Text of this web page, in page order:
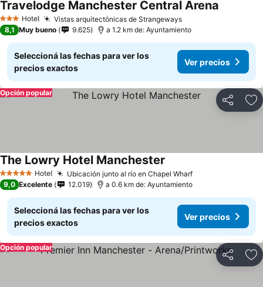
3 Estrellas
Hotel Vistas arquitectónicas de Strangeways
Travelodge Manchester Central Arena
8,1 Muy bueno 9.625 a 1.2 km de: Ayuntamiento
Seleccioná las fechas para ver los
precios exactos
Ver precios
Compartir
Opción popular
5 Estrellas Hotel Ubicación junto al río en Chapel Wharf
The Lowry Hotel Manchester
9,0 Excelente 12.019 a 0.6 km de: Ayuntamiento
Seleccioná las fechas para ver los
precios exactos
Ver precios
Compartir
Opción popular